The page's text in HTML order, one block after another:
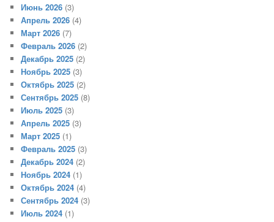
Июнь 2026 (3)
Апрель 2026 (4)
Март 2026 (7)
Февраль 2026 (2)
Декабрь 2025 (2)
Ноябрь 2025 (3)
Октябрь 2025 (2)
Сентябрь 2025 (8)
Июль 2025 (3)
Апрель 2025 (3)
Март 2025 (1)
Февраль 2025 (3)
Декабрь 2024 (2)
Ноябрь 2024 (1)
Октябрь 2024 (4)
Сентябрь 2024 (3)
Июль 2024 (1)